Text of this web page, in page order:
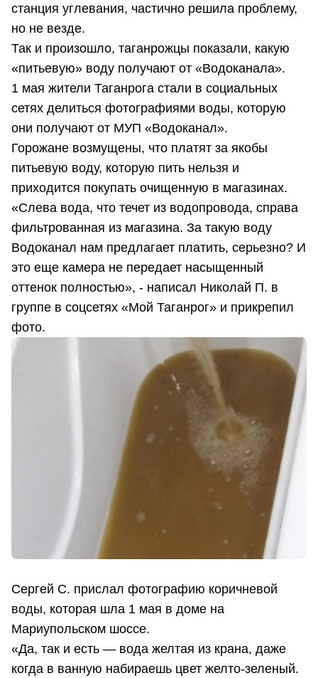
станция углевания, частично решила проблему,
но не везде.
Так и произошло, таганрожцы показали, какую
«питьевую» воду получают от «Водоканала».
1 мая жители Таганрога стали в социальных
сетях делиться фотографиями воды, которую
они получают от МУП «Водоканал».
Горожане возмущены, что платят за якобы
питьевую воду, которую пить нельзя и
приходится покупать очищенную в магазинах.
«Слева вода, что течет из водопровода, справа
фильтрованная из магазина. За такую воду
Водоканал нам предлагает платить, серьезно? И
это еще камера не передает насыщенный
оттенок полностью», - написал Николай П. в
группе в соцсетях «Мой Таганрог» и прикрепил
фото.
Сергей С. прислал фотографию коричневой
воды, которая шла 1 мая в доме на
Мариупольском шоссе.
«Да, так и есть — вода желтая из крана, даже
когда в ванную набираешь цвет желто-зеленый.